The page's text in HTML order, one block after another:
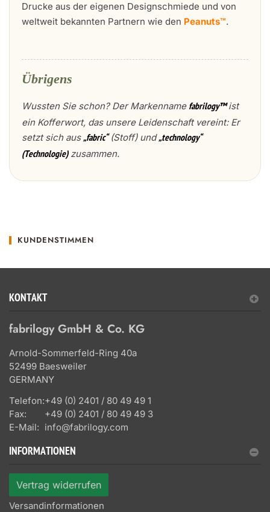
Drucke aus der eigenen Designschmiede und von
weltweit bekannten Partnern wie den Peanuts™.
Übrigens
Wussten Sie schon? Der Markenname fabrilogy™ist
ein Kofferwort, das unsere Leidenschaft vereint: Er
setzt sich aus„fabric“(Stoff) und„technology“
(Technologie)zusammen.
KUNDENSTIMMEN
KONTAKT
fabrilogy GmbH & Co. KG
Arnold-Sommerfeld-Ring 40a
52499 Baesweiler
GERMANY
Telefon:+49 (0) 2401 / 80 49 49 1
Fax:
+49 (0) 2401 / 80 49 49 3
E-Mail: info@fabrilogy.com
INFORMATIONEN
Vertrag widerrufen
Versandinformationen